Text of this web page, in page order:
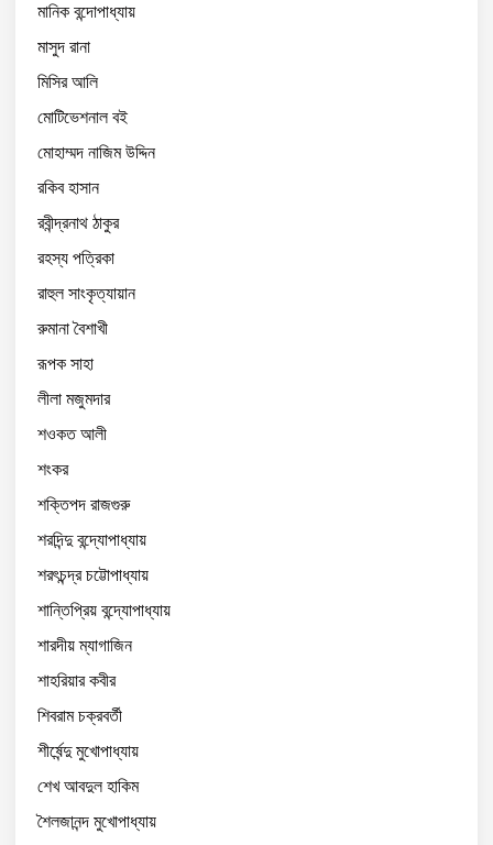
মানিক বন্দোপাধ্যায়
মাসুদ রানা
মিসির আলি
মোটিভেশনাল বই
মোহাম্মদ নাজিম উদ্দিন
রকিব হাসান
রবীন্দ্রনাথ ঠাকুর
রহস্য পত্রিকা
রাহুল সাংকৃত্যায়ান
রুমানা বৈশাখী
রূপক সাহা
লীলা মজুমদার
শওকত আলী
শংকর
শক্তিপদ রাজগুরু
শরদিন্দু বন্দ্যোপাধ্যায়
শরৎচন্দ্র চট্টোপাধ্যায়
শান্তিপ্রিয় বন্দ্যোপাধ্যায়
শারদীয় ম্যাগাজিন
শাহরিয়ার কবীর
শিবরাম চক্রবর্তী
শীর্ষেন্দু মুখোপাধ্যায়
শেখ আবদুল হাকিম
শৈলজানন্দ মুখোপাধ্যায়